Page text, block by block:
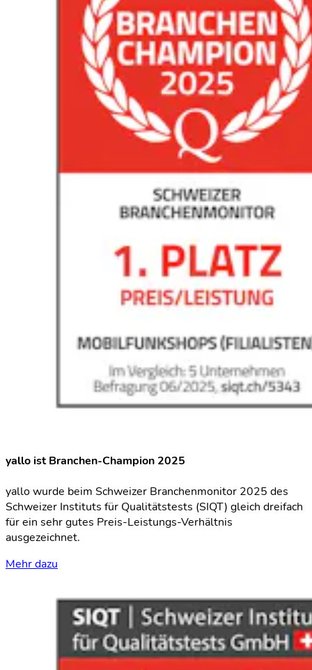
yallo ist Branchen-Champion 2025
yallo wurde beim Schweizer Branchenmonitor 2025 des
Schweizer Instituts für Qualitätstests (SIQT) gleich dreifach
für ein sehr gutes Preis-Leistungs-Verhältnis
ausgezeichnet.
Mehr dazu